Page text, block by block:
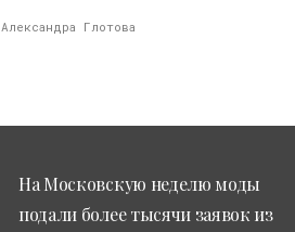
Александра Глотова
На Московскую неделю моды
подали более тысячи заявок из